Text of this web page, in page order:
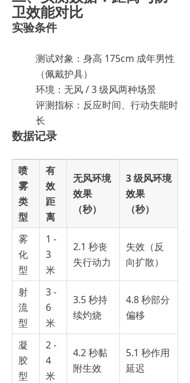
卫效能对比
实验条件
测试对象：身高 175cm 成年男性
（佩戴护具）
环境：无风 / 3 级风两种场景
评测指标：反应时间、行动失能时
长
数据记录
喷
雾
类
型
有
效
距
离
无风环境
效果
（秒）
3 级风环境
效果
（秒）
雾
化
型
1 -
3
米
2.1 秒丧
失行动力
失效（反
向扩散）
射
流
型
3 -
6
米
3.5 秒持
续灼烧
4.8 秒部分
偏移
凝
胶
型
2 -
4
米
4.2 秒黏
附生效
5.1 秒作用
延迟